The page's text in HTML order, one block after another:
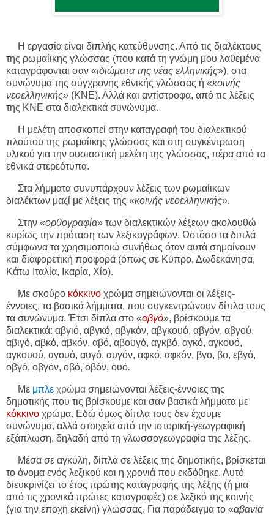
Η εργασία είναι διπλής κατεύθυνσης. Από τις διαλέκτους
της ρωμαίικης γλώσσας (που κατά τη γνώμη μου λαθεμένα
καταγράφονται σαν «ιδιώματα της νέας ελληνικής»), στα
συνώνυμα της σύγχρονης εθνικής γλώσσας ή «κοινής
νεοελληνικής» (ΚΝΕ). Αλλά και αντίστροφα, από τις λέξεις
της ΚΝΕ στα διαλεκτικά συνώνυμα.
Η μελέτη αποσκοπεί στην καταγραφή του διαλεκτικού
πλούτου της ρωμαίικης γλώσσας και στη συγκέντρωση
υλικού για την ουσιαστική μελέτη της γλώσσας, πέρα από τα
εθνικά στερεότυπα.
Στα λήμματα συνυπάρχουν λέξεις των ρωμαίικων
διαλέκτων μαζί με λέξεις της «κοινής νεοελληνικής».
Στην «ορθογραφία» των διαλεκτικών λέξεων ακολουθώ
κυρίως την πρόταση των λεξικογράφων. Ωστόσο τα διπλά
σύμφωνα τα χρησιμοποιώ συνήθως όταν αυτά σημαίνουν
και διαφορετική προφορά (όπως σε Κύπρο, Δωδεκάνησα,
Κάτω Ιταλία, Ικαρία, Χίο).
Με σκούρο κόκκινοχρώμα σημειώνονται οι λέξεις-
έννοιες, τα βασικά λήμματα, που συγκεντρώνουν δίπλα τους
τα συνώνυμα. Έτσι δίπλα στο «αβγό», βρίσκουμε τα
διαλεκτικά: αβγιό, αβγκό, αβγκόν, αβγκουό, αβγόν, αβγού,
αβιγό, αβκό, αβκόν, αβό, αβουγό, αγκβό, αγκό, αγκουό,
αγκουού, αγουό, αυγό, αυγόν, αφκό, αφκόν, βγο, βο, εβγό,
οβγό, οβγόν, οβό, οβόν, ουό.
Με μπλε χρώμα σημειώνονται λέξεις-έννοιες της
δημοτικής που τις βρίσκουμε και σαν βασικά λήμματα με
κόκκινο χρώμα. Εδώ όμως δίπλα τους δεν έχουμε
συνώνυμα, αλλά στοιχεία από την ιστορική-γεωγραφική
εξάπλωση, δηλαδή από τη γλωσσογεωγραφία της λέξης.
Μέσα σε αγκύλη, δίπλα σε λέξεις της δημοτικής, βρίσκεται
το όνομα ενός λεξικού και η χρονιά που εκδόθηκε. Αυτό
διευκρινίζει το έτος πρώτης καταγραφής της λέξης (ή μια
από τις χρονικά πρώτες καταγραφές) σε λεξικό της κοινής
(για την εποχή εκείνη) γλώσσας. Για παράδειγμα το «αβανία